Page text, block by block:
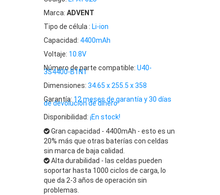
Marca: ADVENT
Tipo de célula : Li-ion
Capacidad: 4400mAh
Voltaje: 10.8V
Número de parte compatible: U40-
3S4400-B1N1
Dimensiones: 34.65 x 255.5 x 358
Garantía: 12 meses de garantía y 30 días
de devolución de dinero
Disponibilidad: ¡En stock!
Gran capacidad - 4400mAh - esto es un
20% más que otras baterías con celdas
sin marca de baja calidad.
Alta durabilidad - las celdas pueden
soportar hasta 1000 ciclos de carga, lo
que da 2-3 años de operación sin
problemas.